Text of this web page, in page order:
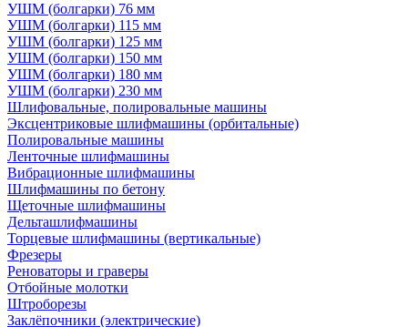
УШМ (болгарки) 76 мм
УШМ (болгарки) 115 мм
УШМ (болгарки) 125 мм
УШМ (болгарки) 150 мм
УШМ (болгарки) 180 мм
УШМ (болгарки) 230 мм
Шлифовальные, полировальные машины
Эксцентриковые шлифмашины (орбитальные)
Полировальные машины
Ленточные шлифмашины
Вибрационные шлифмашины
Шлифмашины по бетону
Щеточные шлифмашины
Дельташлифмашины
Торцевые шлифмашины (вертикальные)
Фрезеры
Реноваторы и граверы
Отбойные молотки
Штроборезы
Заклёпочники (электрические)